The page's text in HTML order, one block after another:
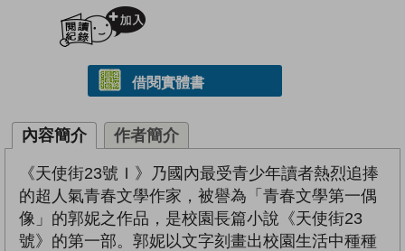
借閱實體書
內容簡介 作者簡介
《天使街23號Ｉ》乃國內最受青少年讀者熱烈追捧
的超人氣青春文學作家，被譽為「青春文學第一偶
像」的郭妮之作品，是校園長篇小說《天使街23
號》的第一部。郭妮以文字刻畫出校園生活中種種